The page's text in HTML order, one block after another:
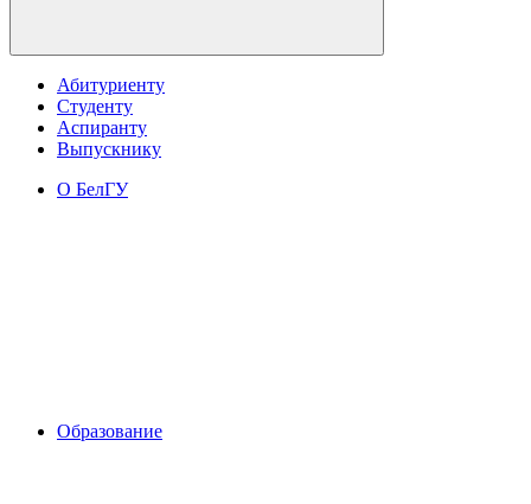
Абитуриенту
Студенту
Аспиранту
Выпускнику
О БелГУ
Образование